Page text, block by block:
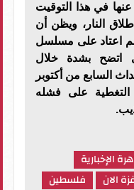
عنها في هذا التوقيت
النار، ويظن أن
اعتاد على مسلسل
اتضح بشدة خلال
السابع من أكتوبر
التغطية على فشله
.
الإخبارية
الان
فلسطين